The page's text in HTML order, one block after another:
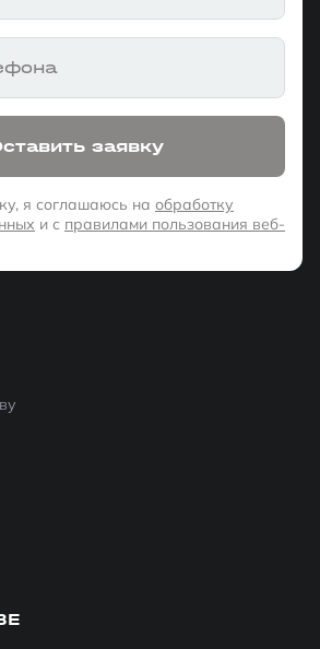
заявку
я соглашаюсь на обработку
и с правилами пользования веб-